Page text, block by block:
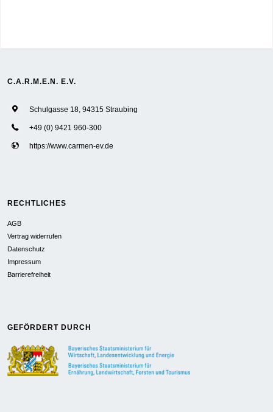
C.A.R.M.E.N. E.V.
Schulgasse 18, 94315 Straubing
+49 (0) 9421 960-300
https://www.carmen-ev.de
RECHTLICHES
AGB
Vertrag widerrufen
Datenschutz
Impressum
Barrierefreiheit
GEFÖRDERT DURCH